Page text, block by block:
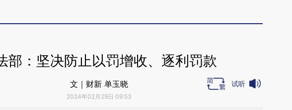
部：坚决防止以罚增收、逐利罚款
文｜财新 单玉晓
2024年02月29日 09:53
试听